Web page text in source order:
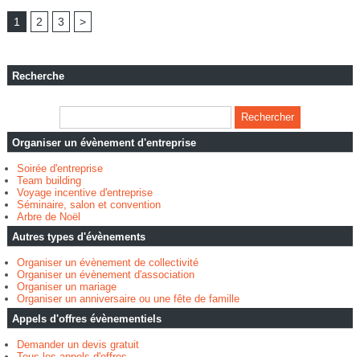
1 2 3 >
Recherche
Organiser un évènement d'entreprise
Soirée d'entreprise
Team building
Voyage incentive d'entreprise
Séminaire, salon et convention
Arbre de Noël
Autres types d'évènements
Organiser un évènement de collectivité
Organiser un évènement d'association
Organiser un mariage
Organiser un anniversaire ou une fête de famille
Appels d'offres évènementiels
Demander un devis gratuit